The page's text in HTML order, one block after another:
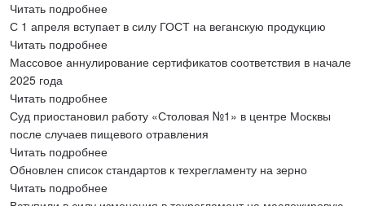
Читать подробнее
С 1 апреля вступает в силу ГОСТ на веганскую продукцию
Читать подробнее
Массовое аннулирование сертификатов соответствия в начале
2025 года
Читать подробнее
Суд приостановил работу «Столовая №1» в центре Москвы
после случаев пищевого отравления
Читать подробнее
Обновлен список стандартов к техрегламенту на зерно
Читать подробнее